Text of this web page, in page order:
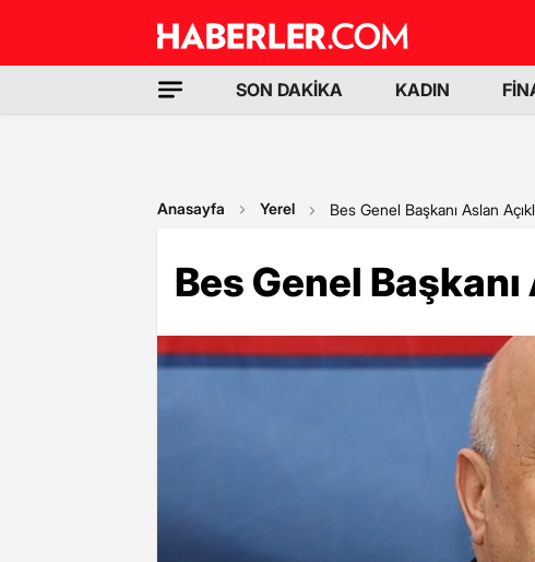
SON DAKİKA KADIN
Anasayfa Yerel Bes Genel Başkanı Aslan
Bes Genel